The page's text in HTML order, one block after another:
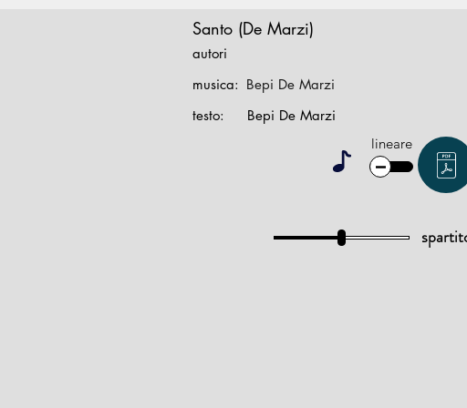
Santo (De Marzi)
autori
musica:
testo:
Bepi De Marzi
Bepi De Marzi
lineare